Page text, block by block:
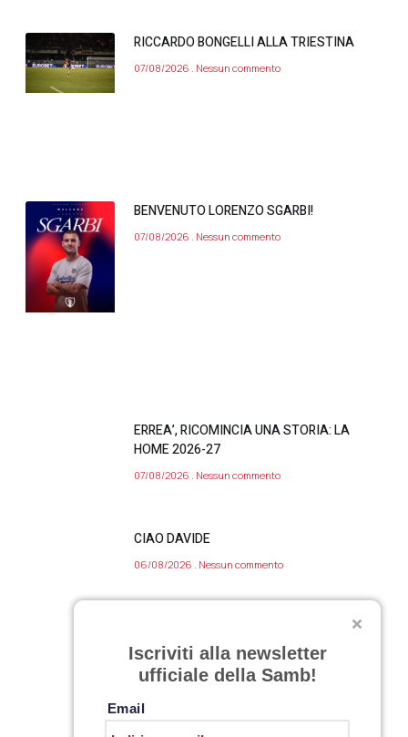
RICCARDO BONGELLI ALLA TRIESTINA
07/08/2026 Nessun commento
BENVENUTO LORENZO SGARBI!
07/08/2026 Nessun commento
ERREA’, RICOMINCIA UNA STORIA: LA
HOME 2026-27
07/08/2026 Nessun commento
CIAO DAVIDE
06/08/2026 Nessun commento
VARIAZIONE APERTURA SAMB STORE 7
AGOSTO 2026
Iscriviti alla newsletter
ufficiale della Samb!
Email